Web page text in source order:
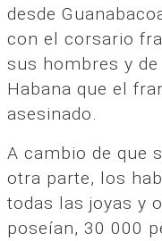
desde
con el corsario
sus hombres y
Habana que el
asesinado.
A cambio de que
otra parte, los
todas las joyas y
poseían, 30 000